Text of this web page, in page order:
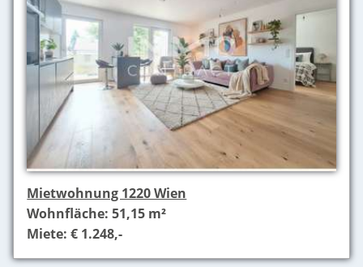
Mietwohnung 1220 Wien
Wohnfläche: 51,15 m²
Miete: € 1.248,-